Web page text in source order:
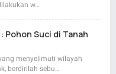
w…
Pohon Suci di Tanah
menyelimuti wilayah
berdirilah sebu…